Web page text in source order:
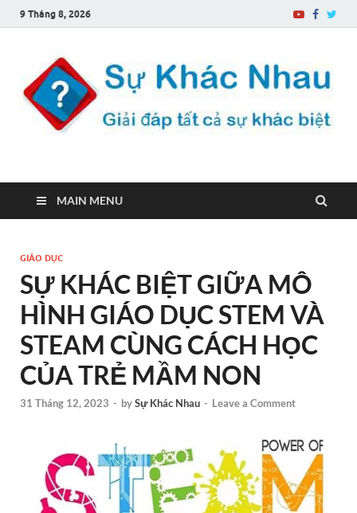
9 Tháng 8, 2026
Sự Khác Nhau
MAIN MENU
GIÁO DỤC
SỰ KHÁC BIỆT GIỮA MÔ
HÌNH GIÁO DỤC STEM VÀ
STEAM CÙNG CÁCH HỌC
CỦA TRẺ MẦM NON
31 Tháng 12, 2023 - bySự Khác Nhau - Leave a Comment